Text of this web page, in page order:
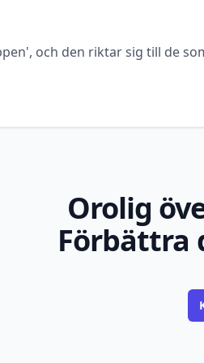
och den riktar sig till de
Orolig
Förbättra